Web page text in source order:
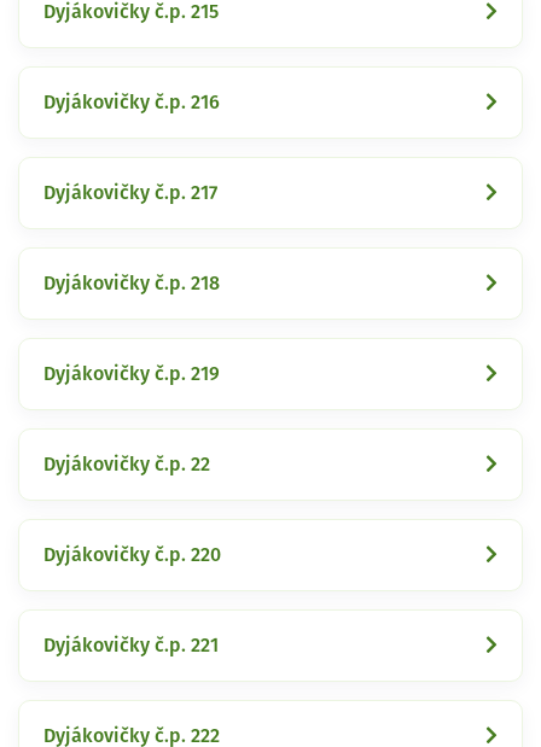
Dyjákovičky č.p. 215
Dyjákovičky č.p. 216
Dyjákovičky č.p. 217
Dyjákovičky č.p. 218
Dyjákovičky č.p. 219
Dyjákovičky č.p. 22
Dyjákovičky č.p. 220
Dyjákovičky č.p. 221
Dyjákovičky č.p. 222